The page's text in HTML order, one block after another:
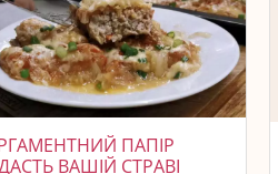
ПАПІР
ВАШІЙ СТРАВІ